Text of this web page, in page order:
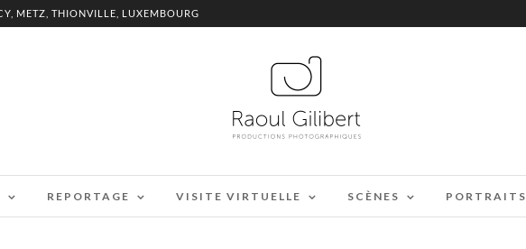
METZ, THIONVILLE, LUXEMBOURG
REPORTAGE VISITE VIRTUELLE SCÈNES PORTRAITS